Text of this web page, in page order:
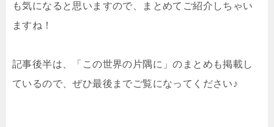
も気になると思いますので、まとめてご紹介しちゃい
ますね！
記事後半は、「この世界の片隅に」のまとめも掲載し
ているので、ぜひ最後までご覧になってください♪